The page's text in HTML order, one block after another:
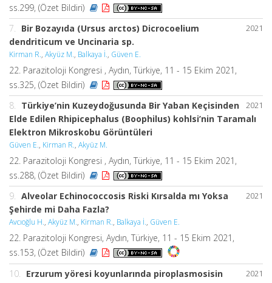
ss.299, (Özet Bildiri)
2021
7.
Bir Bozayıda (Ursus arctos) Dicrocoelium
dendriticum ve Uncinaria sp.
Kirman R., Akyüz M., Balkaya İ., Güven E.
22. Parazitoloji Kongresi , Aydın, Türkiye, 11 - 15 Ekim 2021,
ss.325, (Özet Bildiri)
2021
8.
Türkiye’nin Kuzeydoğusunda Bir Yaban Keçisinden
Elde Edilen Rhipicephalus (Boophilus) kohlsi’nin Taramalı
Elektron Mikroskobu Görüntüleri
Güven E., Kirman R., Akyüz M.
22. Parazitoloji Kongresi , Aydın, Türkiye, 11 - 15 Ekim 2021,
ss.288, (Özet Bildiri)
2021
9.
Alveolar Echinococcosis Riski Kırsalda mı Yoksa
Şehirde mi Daha Fazla?
Avcıoğlu H., Akyüz M., Kirman R., Balkaya İ., Güven E.
22. Parazitoloji Kongresi, Aydın, Türkiye, 11 - 15 Ekim 2021,
ss.153, (Özet Bildiri)
2021
10. Erzurum yöresi koyunlarında piroplasmosisin